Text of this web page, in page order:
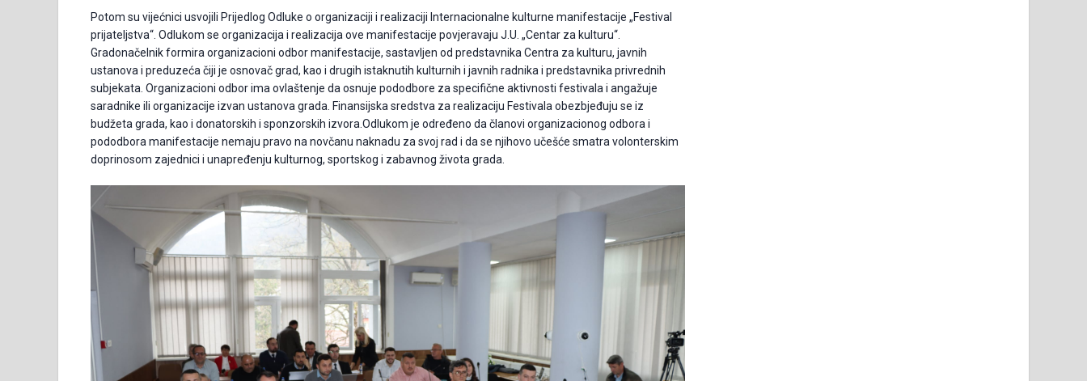
Potom su vijećnici usvojili Prijedlog Odluke o organizaciji i realizaciji Internacionalne kulturne manifestacije „Festival
prijateljstva“. Odlukom se organizacija i realizacija ove manifestacije povjeravaju J.U. „Centar za kulturu“.
Gradonačelnik formira organizacioni odbor manifestacije, sastavljen od predstavnika Centra za kulturu, javnih
ustanova i preduzeća čiji je osnovač grad, kao i drugih istaknutih kulturnih i javnih radnika i predstavnika privrednih
subjekata. Organizacioni odbor ima ovlaštenje da osnuje pododbore za specifične aktivnosti festivala i angažuje
saradnike ili organizacije izvan ustanova grada. Finansijska sredstva za realizaciju Festivala obezbjeđuju se iz
budžeta grada, kao i donatorskih i sponzorskih izvora.Odlukom je određeno da članovi organizacionog odbora i
pododbora manifestacije nemaju pravo na novčanu naknadu za svoj rad i da se njihovo učešće smatra volonterskim
doprinosom zajednici i unapređenju kulturnog, sportskog i zabavnog života grada.